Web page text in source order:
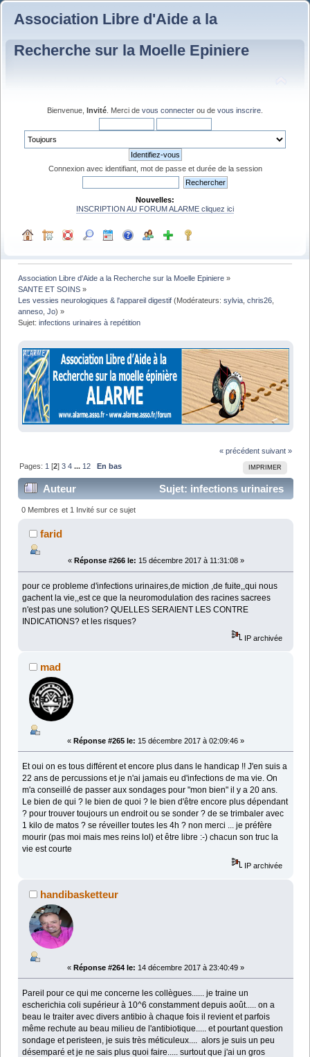
Association Libre d'Aide a la
Recherche sur la Moelle Epiniere
Bienvenue, Invité . Merci de vous connecter ou de vous inscrire
Connexion avec identifiant, mot de passe et durée de la session
Nouvelles:
INSCRIPTION AU FORUM ALARME cliquez ici
Association Libre d'Aide a la Recherche sur la Moelle Epiniere »
SANTE ET SOINS »
Les vessies neurologiques & l'appareil digestif (Modérateurs:sylvia ,chris26
anneso ,Jo) »
Sujet:infections urinaires à repétition
« précédent suivant »
IMPRIMER
Pages: 1 [2]3 4 ... 12 En bas
Auteur
Sujet: infections urinaires
à repétition (Lu 287316 fois)
0 Membres et 1 Invité sur ce sujet
farid
« Réponse #266 le: 15 décembre 2017 à 11:31:08 »
pour ce probleme d'infections urinaires,de miction ,de fuite,,qui nous
gachent la vie,,est ce que la neuromodulation des racines sacrees
n'est pas une solution? QUELLES SERAIENT LES CONTRE
INDICATIONS? et les risques?
IP archivée
mad
« Réponse #265 le: 15 décembre 2017 à 02:09:46 »
Et oui on es tous différent et encore plus dans le handicap !! J'en suis a
22 ans de percussions et je n'ai jamais eu d'infections de ma vie. On
m'a conseillé de passer aux sondages pour "mon bien" il y a 20 ans.
Le bien de qui ? le bien de quoi ? le bien d'être encore plus dépendant
? pour trouver toujours un endroit ou se sonder ? de se trimbaler avec
1 kilo de matos ? se réveiller toutes les 4h ? non merci ... je préfère
mourir (pas moi mais mes reins lol) et être libre :-) chacun son truc la
vie est courte
IP archivée
handibasketteur
« Réponse #264 le: 14 décembre 2017 à 23:40:49 »
Pareil pour ce qui me concerne les collègues...... je traine un
escherichia coli supérieur à 10^6 constamment depuis août..... on a
beau le traiter avec divers antibio à chaque fois il revient et parfois
même rechute au beau milieu de l'antibiotique..... et pourtant question
sondage et peristeen, je suis très méticuleux.... alors je suis un peu
désemparé et je ne sais plus quoi faire..... surtout que j'ai un gros